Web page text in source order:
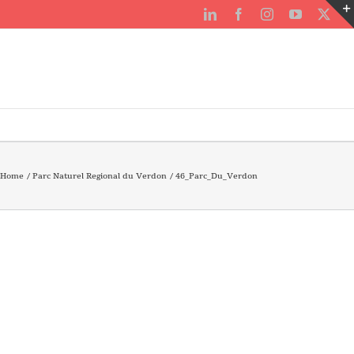
LinkedInFacebookInstagramYouTube
X
Home Parc Naturel Regional du Verdon 46_Parc_Du_Verdon